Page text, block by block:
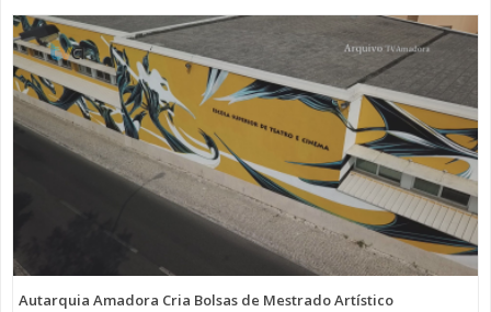
Autarquia Amadora Cria Bolsas de Mestrado Artístico